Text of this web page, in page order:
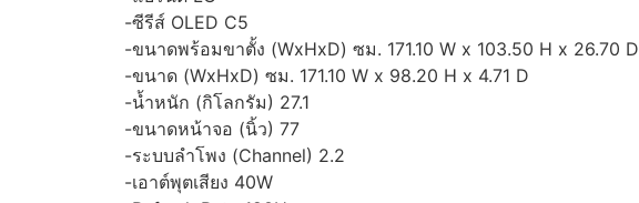
-ซีรีส์ OLED C5
-ขนาดพร้อมขาตั้ง (WxHxD) ซม. 171.10 W x 103.50 H x 26.70 D
-ขนาด (WxHxD) ซม. 171.10 W x 98.20 H x 4.71 D
-น้ำหนัก (กิโลกรัม) 27.1
-ขนาดหน้าจอ (นิ้ว) 77
-ระบบลำโพง (Channel) 2.2
-เอาต์พุตเสียง 40W